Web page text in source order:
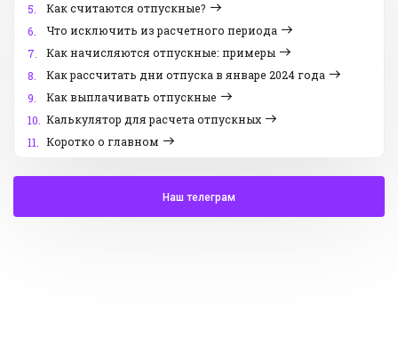
5.
Как считаются отпускные?
6.
Что исключить из расчетного периода
7.
Как начисляются отпускные: примеры
8.
Как рассчитать дни отпуска в январе 2024 года
9.
Как выплачивать отпускные
10. Калькулятор для расчета отпускных
11. Коротко о главном
Наш телеграм